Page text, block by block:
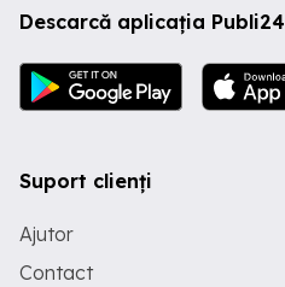
Descarcă aplicația Publi24
Suport clienți
Ajutor
Contact